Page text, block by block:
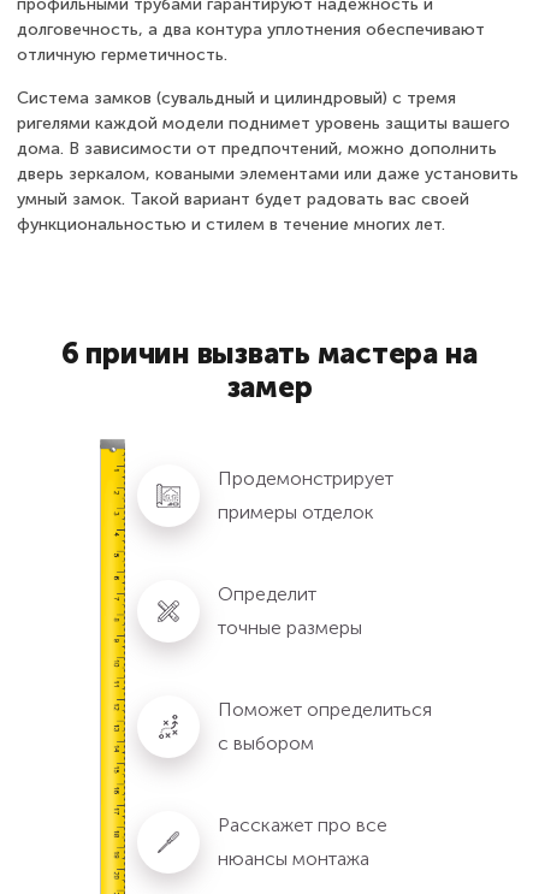
профильными трубами гарантируют надежность и
долговечность, а два контура уплотнения обеспечивают
отличную герметичность.
Система замков (сувальдный и цилиндровый) с тремя
ригелями каждой модели поднимет уровень защиты вашего
дома. В зависимости от предпочтений, можно дополнить
дверь зеркалом, коваными элементами или даже установить
умный замок. Такой вариант будет радовать вас своей
функциональностью и стилем в течение многих лет.
6 причин вызвать мастера на
замер
Продемонстрирует
примеры отделок
Определит
точные размеры
Поможет определиться
с выбором
Расскажет про все
нюансы монтажа